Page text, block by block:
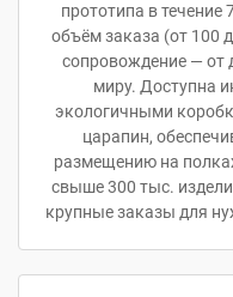
прототипа в
объём заказа (от 100
сопровождение — от
миру. Доступна
экологичными
царапин,
размещению на
свыше 300 тыс.
крупные заказы для